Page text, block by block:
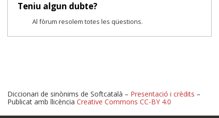
Teniu algun dubte?
Al fòrum resolem totes les qüestions.
Diccionari de sinònims de Softcatalà – Presentació i crèdits –
Publicat amb llicència Creative Commons CC-BY 4.0